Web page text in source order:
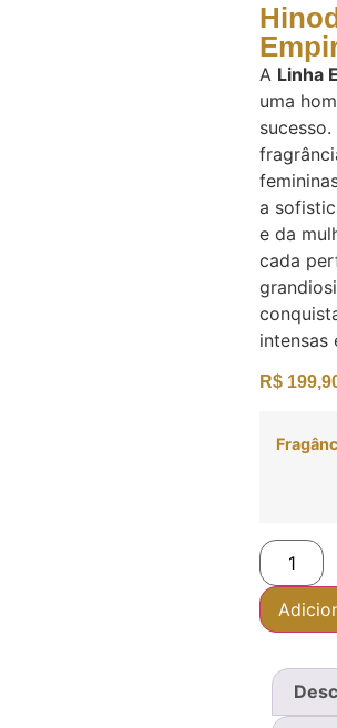
A Linha
uma
sucesso.
a
e da
cada
intensas
R$